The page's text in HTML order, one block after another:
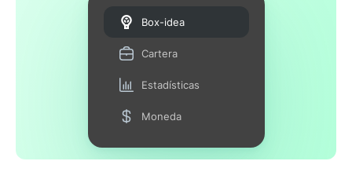
Box-idea
Cartera
Estadísticas
Moneda